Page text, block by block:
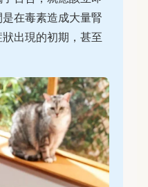
在毒素造成大量腎
出現的初期，甚至